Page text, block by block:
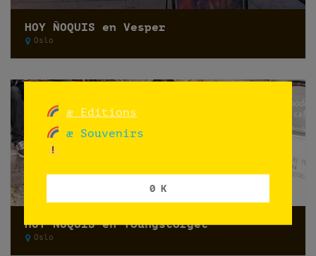
HOY ÑOQUIS en Vesper
Oslo
HOY ÑOQUIS en Youngstorget
Oslo
æ Editions
æ Souvenirs
0 K